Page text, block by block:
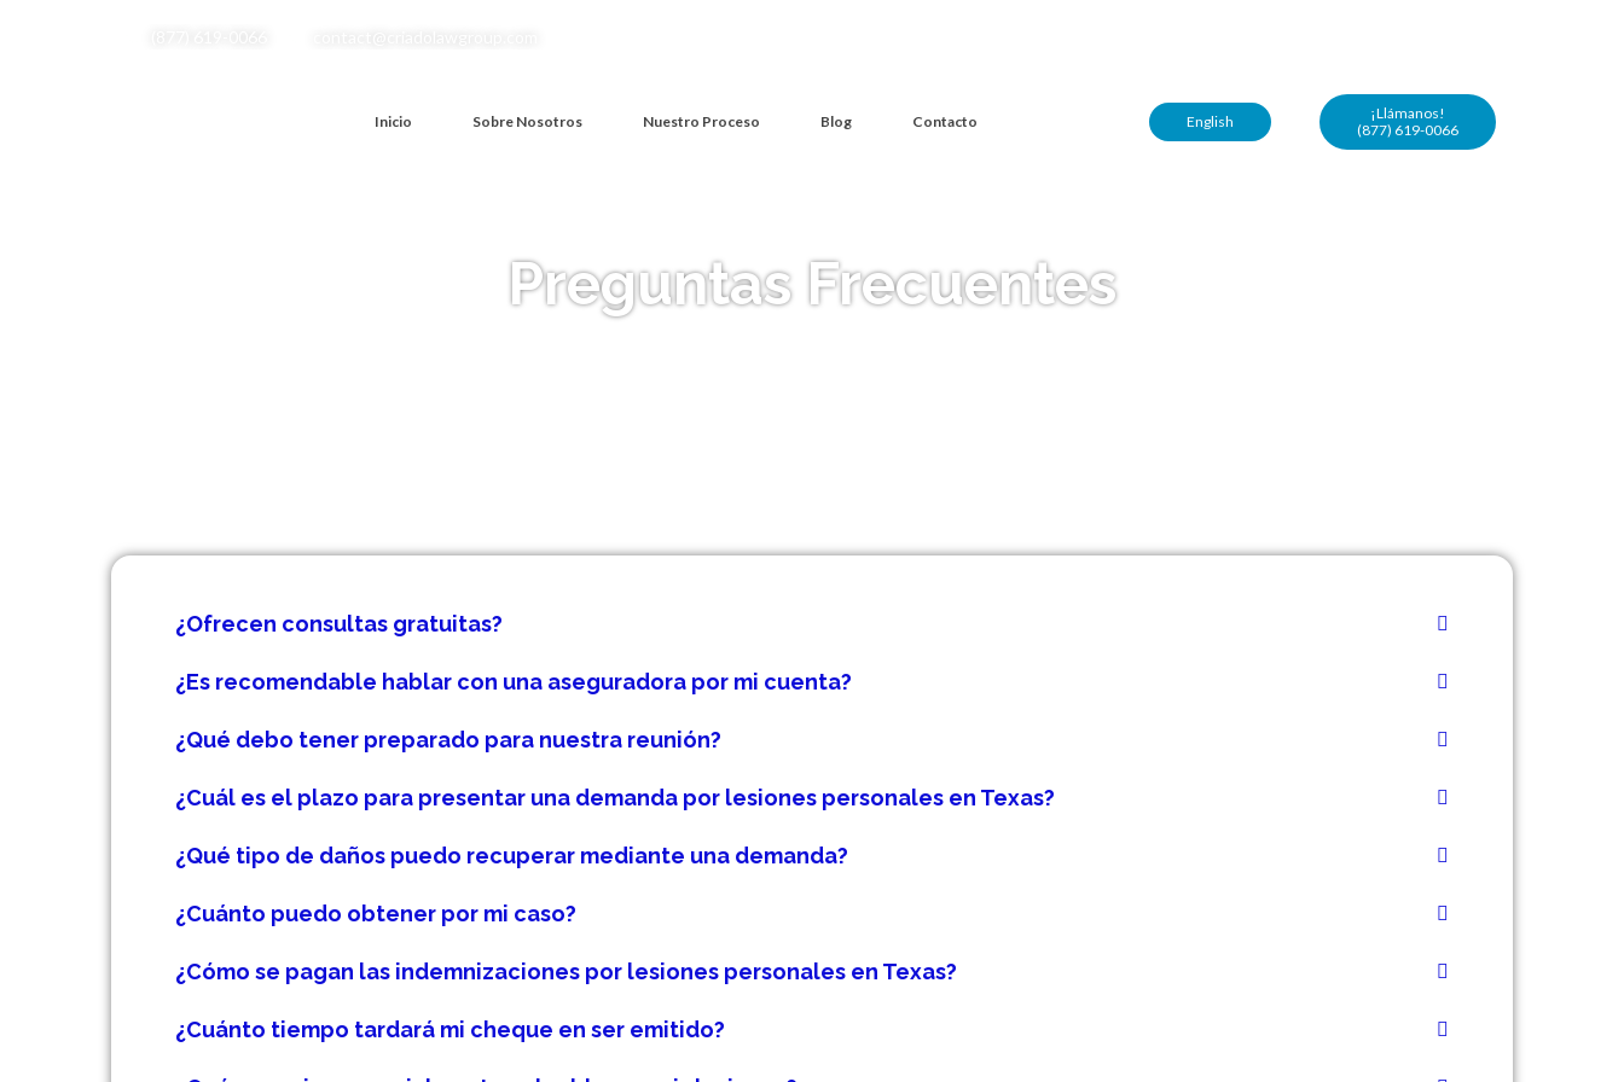
Inicio Sobre Nosotros Nuestro Proceso Blog Contacto English
¡Llámanos!
(877) 619-0066
Preguntas Frecuentes
¿Ofrecen consultas gratuitas?
¿Es recomendable hablar con una aseguradora por mi cuenta?
¿Qué debo tener preparado para nuestra reunión?
¿Cuál es el plazo para presentar una demanda por lesiones personales en Texas?
¿Qué tipo de daños puedo recuperar mediante una demanda?
¿Cuánto puedo obtener por mi caso?
¿Cómo se pagan las indemnizaciones por lesiones personales en Texas?
¿Cuánto tiempo tardará mi cheque en ser emitido?